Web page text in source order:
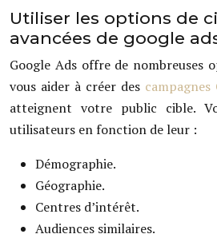
Utiliser les options de
avancées de google
Google Ads offre de nombreuses
vous aider à créer des campagnes
atteignent votre public cible.
utilisateurs en fonction de leur :
Démographie.
Géographie.
Centres d’intérêt.
Audiences similaires.